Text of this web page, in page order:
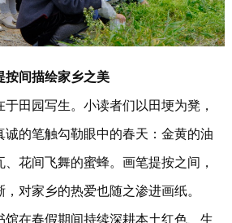
间描绘家乡之美
园写生。小读者们以田埂为凳，
的笔触勾勒眼中的春天：金黄的油
花间飞舞的蜜蜂。画笔提按之间，
对家乡的热爱也随之渗进画纸。
在春假期间持续深耕本土红色、生